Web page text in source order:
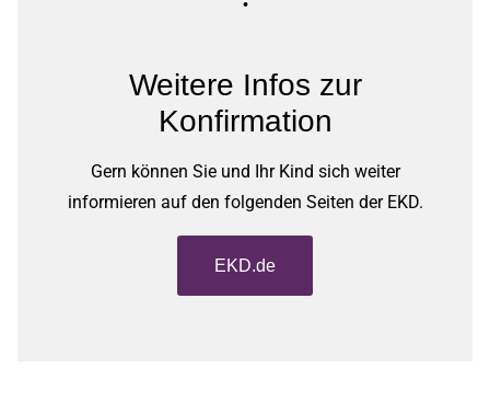
Weitere Infos zur
Konfirmation
Gern können Sie und Ihr Kind sich weiter
informieren auf den folgenden Seiten der EKD.
EKD.de